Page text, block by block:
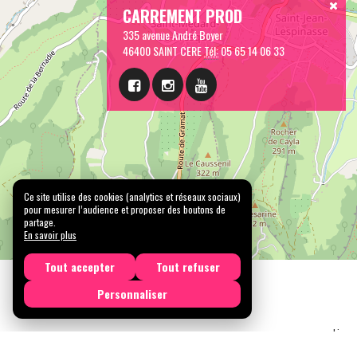
CARREMENT PROD
335 avenue André Boyer
46400 SAINT CERETél:05 65 14 06 33
Ce site utilise des cookies (analytics et réseaux sociaux)
pour mesurer l’audience et proposer des boutons de
partage.
En savoir plus
Tout accepter
Tout refuser
Personnaliser